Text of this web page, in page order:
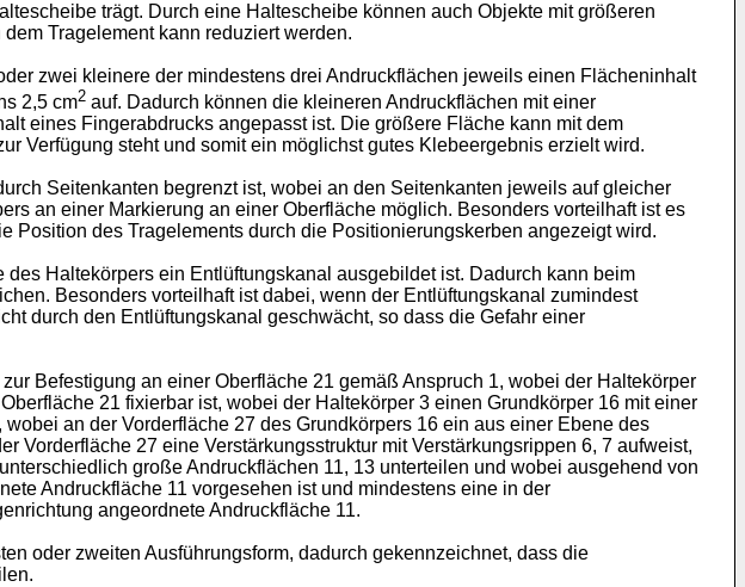
trägt. Durch eine Haltescheibe können auch Objekte mit größeren
Tragelement kann reduziert werden.
zwei kleinere der mindestens drei Andruckflächen jeweils einen Flächeninhalt
2,5 cm2 auf. Dadurch können die kleineren Andruckflächen mit einer
eines Fingerabdrucks angepasst ist. Die größere Fläche kann mit dem
Verfügung steht und somit ein möglichst gutes Klebeergebnis erzielt wird.
Seitenkanten begrenzt ist, wobei an den Seitenkanten jeweils auf gleicher
an einer Markierung an einer Oberfläche möglich. Besonders vorteilhaft ist es
des Tragelements durch die Positionierungskerben angezeigt wird.
Haltekörpers ein Entlüftungskanal ausgebildet ist. Dadurch kann beim
Besonders vorteilhaft ist dabei, wenn der Entlüftungskanal zumindest
durch den Entlüftungskanal geschwächt, so dass die Gefahr einer
Befestigung an einer Oberfläche 21 gemäß Anspruch 1, wobei der Haltekörper
21 fixierbar ist, wobei der Haltekörper 3 einen Grundkörper 16 mit einer
an der Vorderfläche 27 des Grundkörpers 16 ein aus einer Ebene des
Vorderfläche 27 eine Verstärkungsstruktur mit Verstärkungsrippen 6, 7 aufweist,
große Andruckflächen 11, 13 unterteilen und wobei ausgehend von
Andruckfläche 11 vorgesehen ist und mindestens eine in der
angeordnete Andruckfläche 11.
oder zweiten Ausführungsform, dadurch gekennzeichnet, dass die